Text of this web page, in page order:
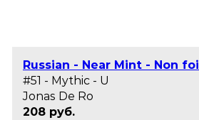
Russian - Near Mint - Non foil
#51 - Mythic - U
Jonas De Ro
208 руб.